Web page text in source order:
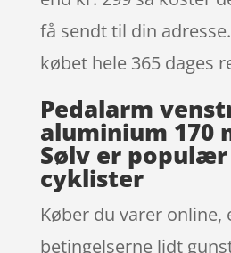
få sendt til din
købet hele 365 dages
Pedalarm
aluminium 170
Sølv er
cyklister
Køber du varer online,
betingelserne lidt